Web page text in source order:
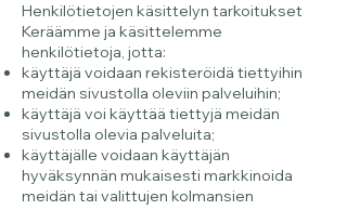
Henkilötietojen käsittelyn tarkoitukset
Keräämme ja käsittelemme
henkilötietoja, jotta:
käyttäjä voidaan rekisteröidä tiettyihin
meidän sivustolla oleviin palveluihin;
käyttäjä voi käyttää tiettyjä meidän
sivustolla olevia palveluita;
käyttäjälle voidaan käyttäjän
hyväksynnän mukaisesti markkinoida
meidän tai valittujen kolmansien